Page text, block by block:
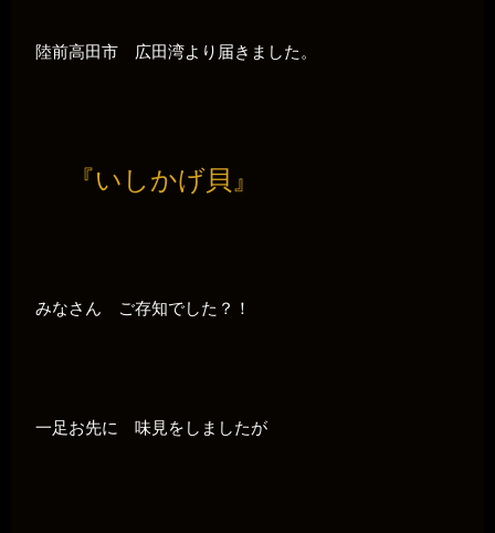
陸前高田市 広田湾より届きました。
『いしかげ貝』
みなさん ご存知でした？！
一足お先に 味見をしましたが